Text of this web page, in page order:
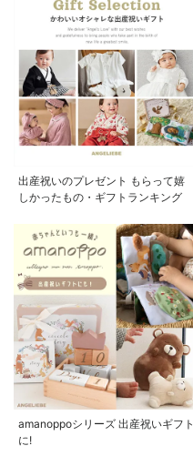
出産祝いのプレゼント もらって嬉
しかったもの・ギフトランキング
amanoppoシリーズ 出産祝いギフト
に!